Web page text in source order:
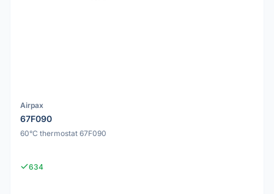
Airpax
67F090
60°C thermostat 67F090
634